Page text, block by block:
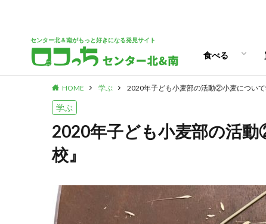
センター北＆南がもっと好きになる発見サイト
食べる
パン
スイーツ
ランチ
カフェ
HOME 学ぶ 2020年子ども小麦部の活動②小麦について
学ぶ
2020年子ども小麦部の活
校』